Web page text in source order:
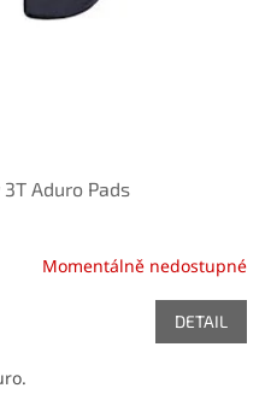
Aduro Pads
Momentálně nedostupné
DETAIL